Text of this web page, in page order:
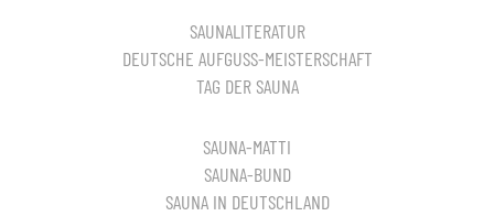
SAUNALITERATUR
DEUTSCHE AUFGUSS-MEISTERSCHAFT
TAG DER SAUNA
SAUNA-MATTI
SAUNA-BUND
SAUNA IN DEUTSCHLAND